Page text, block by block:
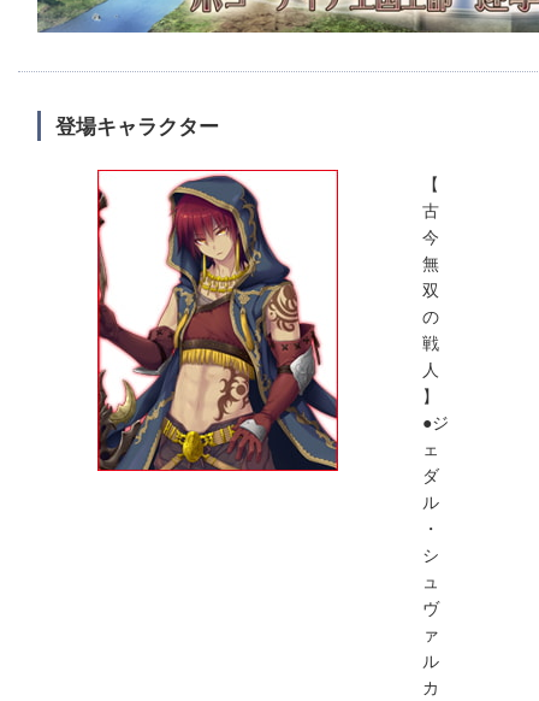
登場キャラクター
【
古
今
無
双
の
戦
人
】
●ジ
ェ
ダ
ル
・
シ
ュ
ヴ
ァ
ル
カ